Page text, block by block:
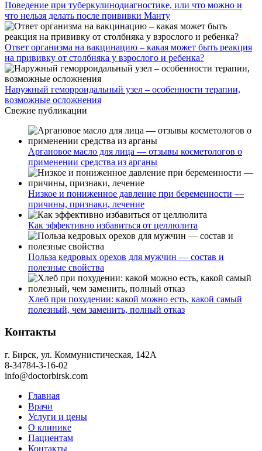
Поведение при туберкулинодиагностике, или что можно и
что нельзя делать после прививки Манту
Ответ организма на вакцинацию – какая может быть реакция
на прививку от столбняка у взрослого и ребенка?
Наружный геморроидальный узел – особенности терапии,
возможные осложнения
Свежие публикации
Аргановое масло для лица — отзывы косметологов о
применении средства из арганы
Низкое и пониженное давление при беременности —
причины, признаки, лечение
Как эффективно избавиться от целлюлита
Польза кедровых орехов для мужчин — состав и
полезные свойства
Хлеб при похудении: какой можно есть, какой самый
полезный, чем заменить, полный отказ
Контакты
г. Бирск, ул. Коммунистическая, 142А
8-34784-3-16-02
info@doctorbirsk.com
Главная
Врачи
Услуги и цены
О клинике
Пациентам
Контакты